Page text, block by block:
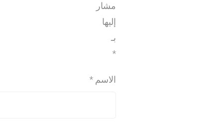
مشار
إليها
بـ
*
الاسم *